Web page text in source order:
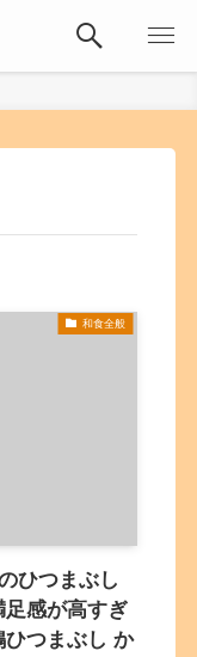
和食全般
ひつまぶし
感が高すぎ
つまぶし か